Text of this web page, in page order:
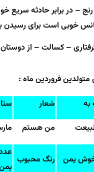
– در برابر حادثه سریع
خوبی است برای رسیدن
– کسالت – از دوستان
فروردین ماه :
به شعار
من هستم
یمن رنگ محبوب